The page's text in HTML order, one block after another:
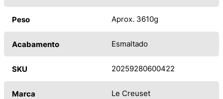
Peso Aprox. 3610g
Acabamento Esmaltado
SKU 20259280600422
Marca Le Creuset